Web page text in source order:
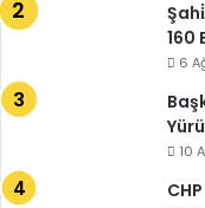
160
6
10